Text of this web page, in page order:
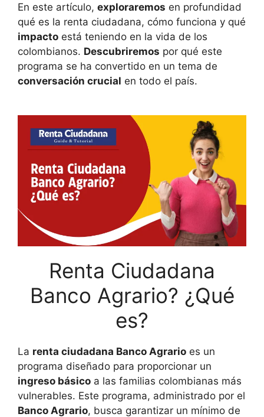
En este artículo, exploraremos en profundidad
qué es la renta ciudadana, cómo funciona y qué
impacto está teniendo en la vida de los
colombianos. Descubriremos por qué este
programa se ha convertido en un tema de
conversación crucial en todo el país.
Renta Ciudadana
Banco Agrario? ¿Qué
es?
La renta ciudadana Banco Agrario es un
programa diseñado para proporcionar un
ingreso básico a las familias colombianas más
vulnerables. Este programa, administrado por el
Banco Agrario, busca garantizar un mínimo de